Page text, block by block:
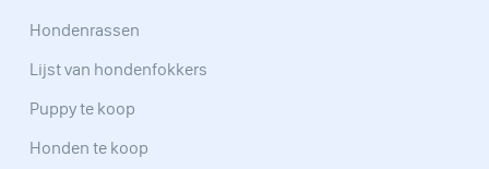
Hondenrassen
Lijst van hondenfokkers
Puppy te koop
Honden te koop